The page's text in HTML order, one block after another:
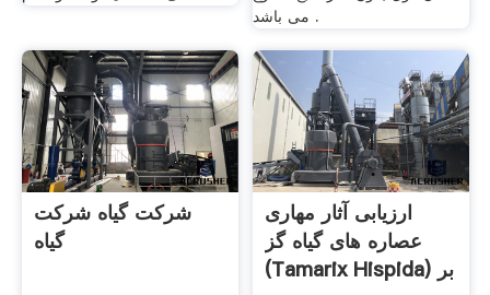
می باشد .
شرکت گیاه شرکت
گیاه
ارزیابی آثار مهاری
عصاره‏ های گیاه گز
(Tamarix Hispida) بر